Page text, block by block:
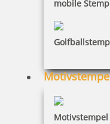
mobile
Motivstempel
Reiner